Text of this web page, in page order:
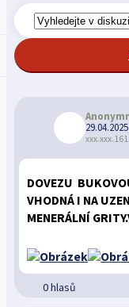
DOVEZU
VHODNÁ I NA
MENERÁLNÍ
0 hlasů